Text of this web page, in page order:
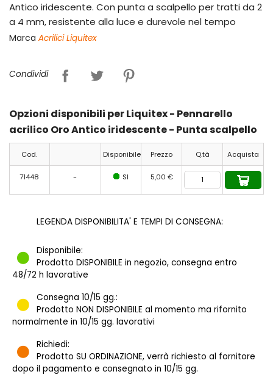
Antico iridescente. Con punta a scalpello per tratti da 2
a 4 mm, resistente alla luce e durevole nel tempo
Marca Acrilici Liquitex
Condividi
Opzioni disponibili per Liquitex - Pennarello
acrilico Oro Antico iridescente - Punta scalpello
Cod. Disponibile Prezzo Q.tà Acquista
71448 - SI 5,00 €
LEGENDA DISPONIBILITA' E TEMPI DI CONSEGNA:
Disponibile:
Prodotto DISPONIBILE in negozio, consegna entro
48/72 h lavorative
Consegna 10/15 gg.:
Prodotto NON DISPONIBILE al momento ma rifornito
normalmente in 10/15 gg. lavorativi
Richiedi:
Prodotto SU ORDINAZIONE, verrà richiesto al fornitore
dopo il pagamento e consegnato in 10/15 gg.